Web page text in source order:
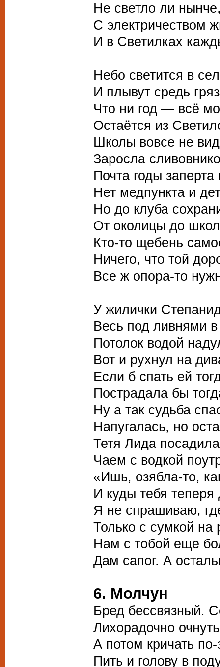
Не светло ли
С электричеством
И в Светилках
Небо светится в
И плывут средь
Что ни год — всё
Остаётся из
Школы вовсе не
Заросла
Почта годы заперта
Нет медпункта и
Но до клуба
От околицы до
Кто-то щебень
Ничего, что той
Все ж опора-то
У жилички
Весь под ливнями
Потолок водой
Вот и рухнул на
Если б спать ей
Пострадала бы
Ну а так судьба
Напугалась, но
Тетя Лида
Чаем с водкой
«Ишь, озябла-то,
И куды тебя теперя
Я не спрашиваю,
Только с сумкой
Нам с тобой еще
Дам сапог. А
6. Молчун
Бред бессвязный.
Лихорадочно
А потом кричать
Пить и голову в